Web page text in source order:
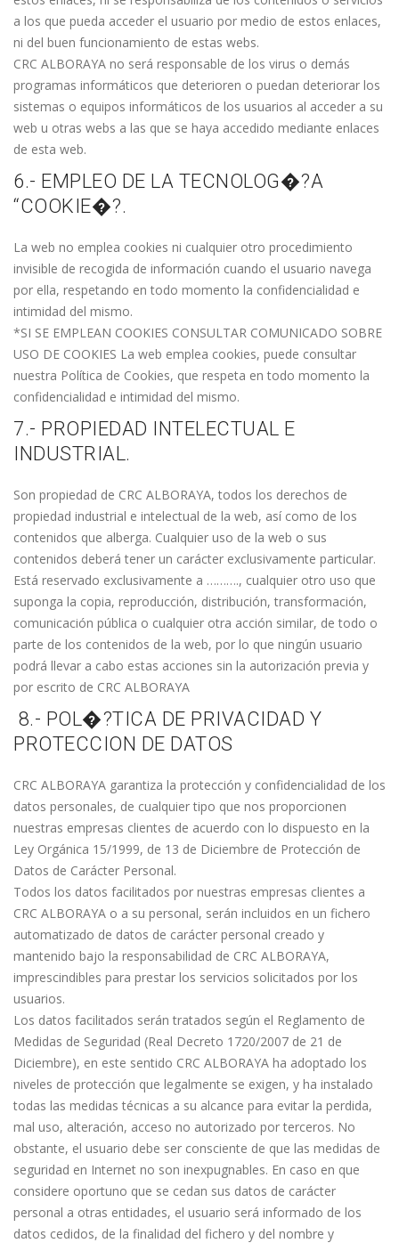
a los que pueda acceder el usuario por medio de estos enlaces,
ni del buen funcionamiento de estas webs.
CRC ALBORAYA no será responsable de los virus o demás
programas informáticos que deterioren o puedan deteriorar los
sistemas o equipos informáticos de los usuarios al acceder a su
web u otras webs a las que se haya accedido mediante enlaces
de esta web.
6.- EMPLEO DE LA TECNOLOG�?A
“COOKIE�?.
La web no emplea cookies ni cualquier otro procedimiento
invisible de recogida de información cuando el usuario navega
por ella, respetando en todo momento la confidencialidad e
intimidad del mismo.
*SI SE EMPLEAN COOKIES CONSULTAR COMUNICADO SOBRE
USO DE COOKIES La web emplea cookies, puede consultar
nuestra Política de Cookies, que respeta en todo momento la
confidencialidad e intimidad del mismo.
7.- PROPIEDAD INTELECTUAL E
INDUSTRIAL.
Son propiedad de CRC ALBORAYA, todos los derechos de
propiedad industrial e intelectual de la web, así como de los
contenidos que alberga. Cualquier uso de la web o sus
contenidos deberá tener un carácter exclusivamente particular.
Está reservado exclusivamente a ………., cualquier otro uso que
suponga la copia, reproducción, distribución, transformación,
comunicación pública o cualquier otra acción similar, de todo o
parte de los contenidos de la web, por lo que ningún usuario
podrá llevar a cabo estas acciones sin la autorización previa y
por escrito de CRC ALBORAYA
8.- POL�?TICA DE PRIVACIDAD Y
PROTECCION DE DATOS
CRC ALBORAYA garantiza la protección y confidencialidad de los
datos personales, de cualquier tipo que nos proporcionen
nuestras empresas clientes de acuerdo con lo dispuesto en la
Ley Orgánica 15/1999, de 13 de Diciembre de Protección de
Datos de Carácter Personal.
Todos los datos facilitados por nuestras empresas clientes a
CRC ALBORAYA o a su personal, serán incluidos en un fichero
automatizado de datos de carácter personal creado y
mantenido bajo la responsabilidad de CRC ALBORAYA,
imprescindibles para prestar los servicios solicitados por los
usuarios.
Los datos facilitados serán tratados según el Reglamento de
Medidas de Seguridad (Real Decreto 1720/2007 de 21 de
Diciembre), en este sentido CRC ALBORAYA ha adoptado los
niveles de protección que legalmente se exigen, y ha instalado
todas las medidas técnicas a su alcance para evitar la perdida,
mal uso, alteración, acceso no autorizado por terceros. No
obstante, el usuario debe ser consciente de que las medidas de
seguridad en Internet no son inexpugnables. En caso en que
considere oportuno que se cedan sus datos de carácter
personal a otras entidades, el usuario será informado de los
datos cedidos, de la finalidad del fichero y del nombre y